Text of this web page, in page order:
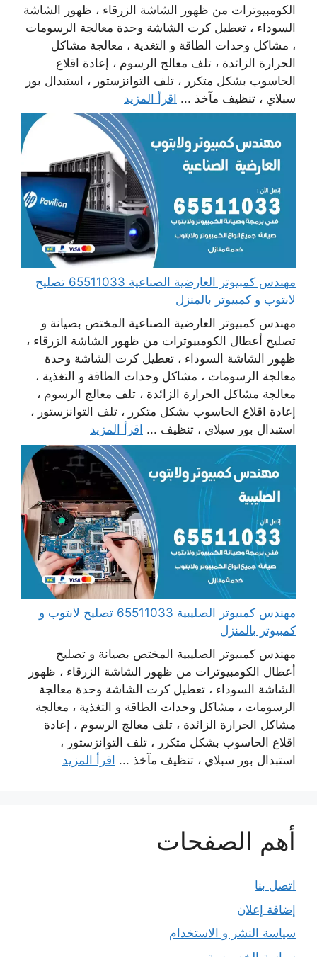
الكومبيوترات من ظهور الشاشة الزرقاء ، ظهور الشاشة
السوداء ، تعطيل كرت الشاشة وحدة معالجة الرسومات
، مشاكل وحدات الطاقة و التغذية ، معالجة مشاكل
الحرارة الزائدة ، تلف معالج الرسوم ، إعادة اقلاع
الحاسوب بشكل متكرر ، تلف التوانزستور ، استبدال بور
سبلاي ، تنظيف مآخذ ... اقرأ المزيد
مهندس كمبيوتر العارضية الصناعية 65511033 تصليح
لابتوب و كمبيوتر بالمنزل
مهندس كمبيوتر العارضية الصناعية المختص بصيانة و
تصليح أعطال الكومبيوترات من ظهور الشاشة الزرقاء ،
ظهور الشاشة السوداء ، تعطيل كرت الشاشة وحدة
معالجة الرسومات ، مشاكل وحدات الطاقة و التغذية ،
معالجة مشاكل الحرارة الزائدة ، تلف معالج الرسوم ،
إعادة اقلاع الحاسوب بشكل متكرر ، تلف التوانزستور ،
استبدال بور سبلاي ، تنظيف ... اقرأ المزيد
مهندس كمبيوتر الصليبية 65511033 تصليح لابتوب و
كمبيوتر بالمنزل
مهندس كمبيوتر الصليبية المختص بصيانة و تصليح
أعطال الكومبيوترات من ظهور الشاشة الزرقاء ، ظهور
الشاشة السوداء ، تعطيل كرت الشاشة وحدة معالجة
الرسومات ، مشاكل وحدات الطاقة و التغذية ، معالجة
مشاكل الحرارة الزائدة ، تلف معالج الرسوم ، إعادة
اقلاع الحاسوب بشكل متكرر ، تلف التوانزستور ،
استبدال بور سبلاي ، تنظيف مآخذ ... اقرأ المزيد
أهم الصفحات
اتصل بنا
إضافة إعلان
سياسة النشر و الاستخدام